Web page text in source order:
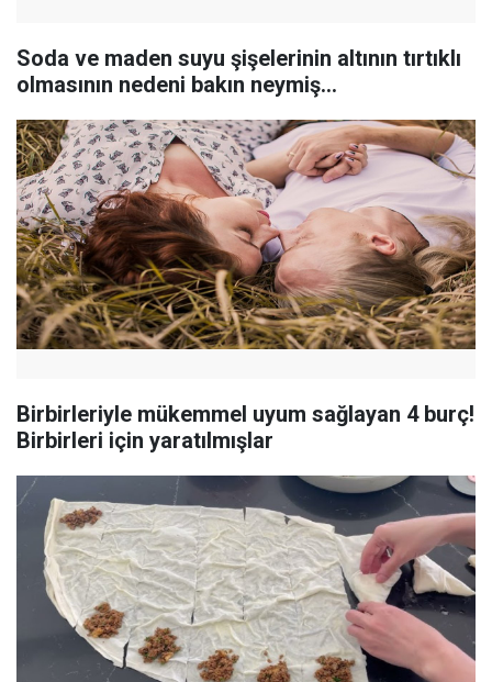
Soda ve maden suyu şişelerinin altının tırtıklı
olmasının nedeni bakın neymiş…
Birbirleriyle mükemmel uyum sağlayan 4 burç!
Birbirleri için yaratılmışlar